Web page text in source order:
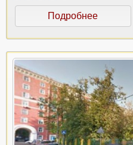
Подробнее